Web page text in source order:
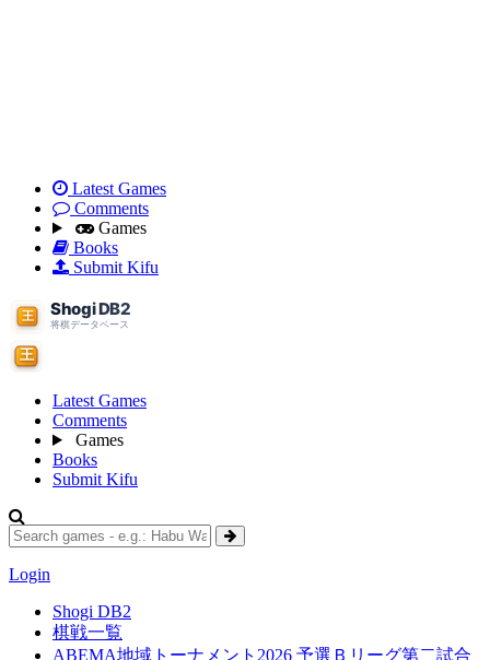
Latest Games
Comments
Games
Books
Submit Kifu
Latest Games
Comments
Games
Books
Submit Kifu
Login
Shogi DB2
棋戦一覧
ABEMA地域トーナメント2026 予選Ｂリーグ第二試合